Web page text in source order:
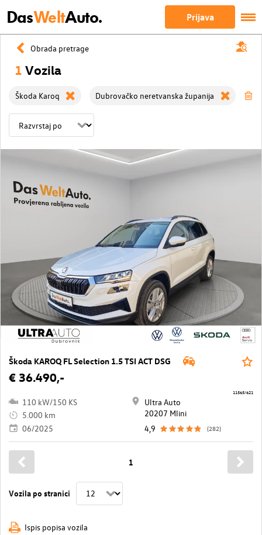
DasWeltAuto. Prijava
Obrada pretrage
1 Vozila
Škoda Karoq Dubrovačko neretvanska županija
Škoda KAROQ FL Selection 1.5 TSI ACT DSG
€ 36.490,-
110 kW/150 KS
5.000 km
06/2025
Ultra Auto
20207 Mlini
4,9
(282)
11565/621
Vozila po stranici
1
Ispis popisa vozila